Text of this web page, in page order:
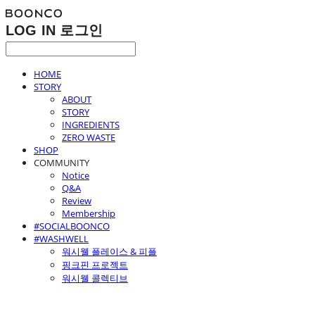
LOG IN 로그인
HOME
STORY
ABOUT
STORY
INGREDIENTS
ZERO WASTE
SHOP
COMMUNITY
Notice
Q&A
Review
Membership
#SOCIALBOONCO
#WASHWELL
워시웰 플레이스 & 피플
핑크핀 프로젝트
워시웰 콜렉티브